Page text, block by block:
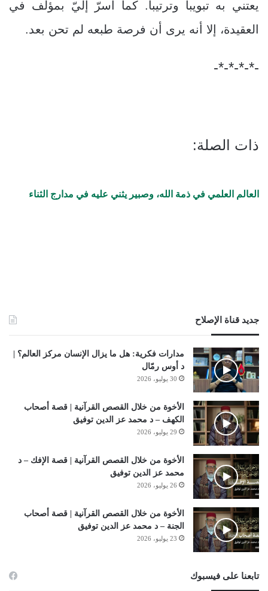
يعتني به تبويبا وترتيبا. كما أسرّ إليّ بمؤلف في
العقيدة، إلا أنه يرى أن فرصة طبعه لم تحن بعد.
-*-*-*-*-
ذات الصلة:
العالم العلمي في ذمة الله، وصبير يثني عليه في مدارج الثناء
جديد قناة الإصلاح
مدارات فكرية: هل ما يزال الإنسان مركز العالم؟ |
د أوس رمّال
30 يوليو، 2026
الأخوة من خلال القصص القرآنية | قصة أصحاب
الكهف – د محمد عز الدين توفيق
29 يوليو، 2026
الأخوة من خلال القصص القرآنية | قصة الإفك – د
محمد عز الدين توفيق
26 يوليو، 2026
الأخوة من خلال القصص القرآنية | قصة أصحاب
الجنة – د محمد عز الدين توفيق
23 يوليو، 2026
تابعنا على فيسبوك